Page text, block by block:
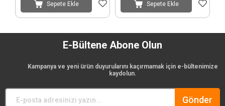
Sepete Ekle Sepete Ekle
E-Bültene Abone Olun
Kampanya ve yeni ürün duyurularını kaçırmamak için e-bültenimize
kaydolun.
Gönder